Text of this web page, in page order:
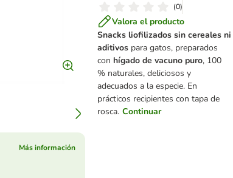
(0)
Valora el producto
Snacks liofilizados sin cereales ni
aditivos para gatos, preparados
con hígado de vacuno puro, 100
% naturales, deliciosos y
adecuados a la especie. En
prácticos recipientes con tapa de
rosca. Continuar
Más información